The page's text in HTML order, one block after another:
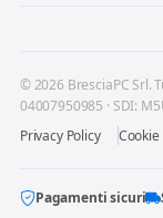
© 2026 BresciaPC Srl.
04007950985 · SDI:
Privacy Policy
Cookie
Pagamenti sicuri